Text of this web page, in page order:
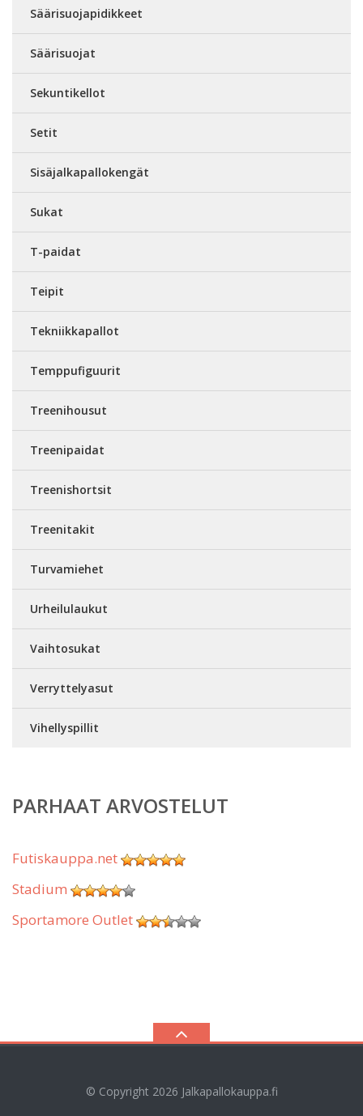
Säärisuojapidikkeet
Säärisuojat
Sekuntikellot
Setit
Sisäjalkapallokengät
Sukat
T-paidat
Teipit
Tekniikkapallot
Temppufiguurit
Treenihousut
Treenipaidat
Treenishortsit
Treenitakit
Turvamiehet
Urheilulaukut
Vaihtosukat
Verryttelyasut
Vihellyspillit
PARHAAT ARVOSTELUT
Futiskauppa.net
Stadium
Sportamore Outlet
© Copyright 2026 Jalkapallokauppa.fi